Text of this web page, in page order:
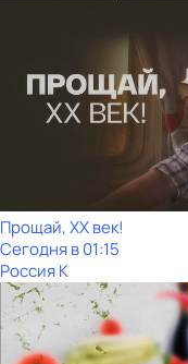
Прощай, ХХ век!
Сегодня в 01:15
Россия К